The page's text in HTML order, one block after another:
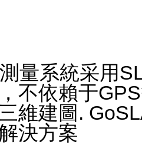
量系統采用
不依賴于
維建圖.
決方案